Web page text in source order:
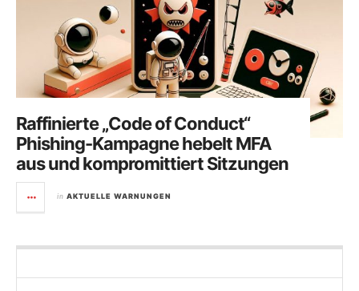
Raffinierte „Code of Conduct“
Phishing-Kampagne hebelt MFA
aus und kompromittiert Sitzungen
in AKTUELLE WARNUNGEN